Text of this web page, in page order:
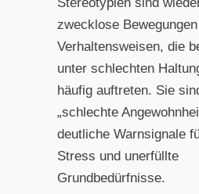
zwecklose
Verhaltensweisen, die
unter schlechten
häufig auftreten. Sie
„schlechte
deutliche Warnsignale
Stress und unerfüllte
Grundbedürfnisse.